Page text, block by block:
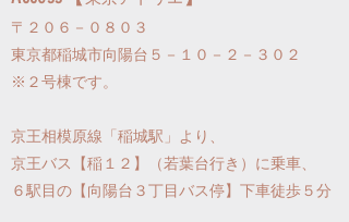
〒２０６－０８０３
東京都稲城市向陽台５－１０－２－３０２
​※２号棟です。
京王相模原線「稲城駅」より、
京王バス【稲１２】（若葉台行き）に乗車、
６駅目の【向陽台３丁目バス停】下車徒歩５分